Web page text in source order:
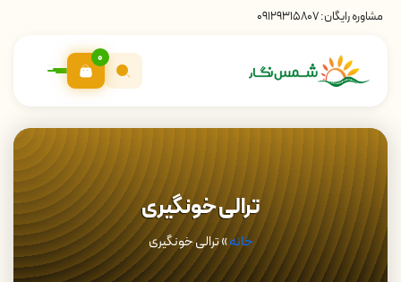
مشاوره رایگان:09129315807
0
ترالی خونگیری
خانه»ترالی خونگیری